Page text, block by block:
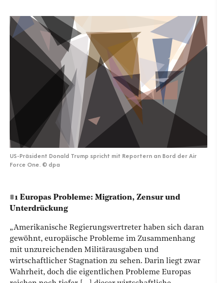
US-Präsident Donald Trump spricht mit Reportern an Bord der Air
Force One. © dpa
#1 Europas Probleme: Migration, Zensur und
Unterdrückung
„Amerikanische Regierungsvertreter haben sich daran
gewöhnt, europäische Probleme im Zusammenhang
mit unzureichenden Militärausgaben und
wirtschaftlicher Stagnation zu sehen. Darin liegt zwar
Wahrheit, doch die eigentlichen Probleme Europas